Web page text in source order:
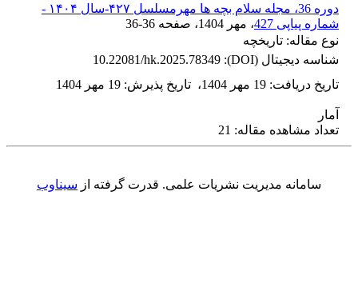
دوره 36، مجله سلام بچه ها مهرمسلسل ۴۲۷-سال ۱۴۰۴ -
شماره پیاپی 427
، مهر 1404 ، صفحه 36-36
نوع مقاله: تاریخچه
شناسه دیجیتال (DOI):
10.22081/hk.2025.78349
تاریخ دریافت: 19 مهر 1404 ، تاریخ پذیرش: 19 مهر 1404
آمار
تعداد مشاهده مقاله: 21
سامانه مدیریت نشریات علمی. قدرت گرفته از سیناوب